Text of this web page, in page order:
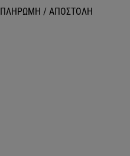
ΠΛΗΡΩΜΗ / ΑΠΟΣΤΟΛΗ